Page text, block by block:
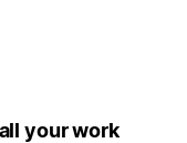
your work